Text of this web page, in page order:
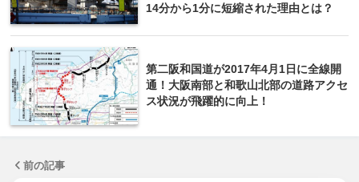
14分から1分に短縮された理由とは？
第二阪和国道が2017年4月1日に全線開
通！大阪南部と和歌山北部の道路アクセ
ス状況が飛躍的に向上！
前の記事